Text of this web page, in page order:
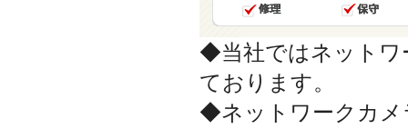
◆当社ではネットワ
ております。
◆ネットワークカメ